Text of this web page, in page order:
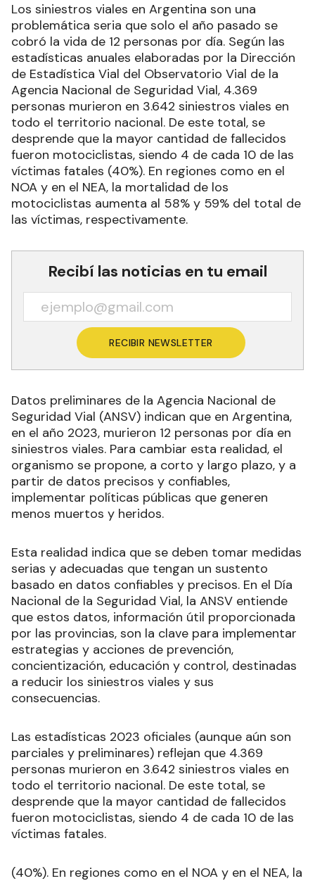
Los siniestros viales en Argentina son una
problemática seria que solo el año pasado se
cobró la vida de 12 personas por día. Según las
estadísticas anuales elaboradas por la Dirección
de Estadística Vial del Observatorio Vial de la
Agencia Nacional de Seguridad Vial, 4.369
personas murieron en 3.642 siniestros viales en
todo el territorio nacional. De este total, se
desprende que la mayor cantidad de fallecidos
fueron motociclistas, siendo 4 de cada 10 de las
víctimas fatales (40%). En regiones como en el
NOA y en el NEA, la mortalidad de los
motociclistas aumenta al 58% y 59% del total de
las víctimas, respectivamente.
Recibí las noticias en tu email
RECIBIR NEWSLETTER
Datos preliminares de la Agencia Nacional de
Seguridad Vial (ANSV) indican que en Argentina,
en el año 2023, murieron 12 personas por día en
siniestros viales. Para cambiar esta realidad, el
organismo se propone, a corto y largo plazo, y a
partir de datos precisos y confiables,
implementar políticas públicas que generen
menos muertos y heridos.
Esta realidad indica que se deben tomar medidas
serias y adecuadas que tengan un sustento
basado en datos confiables y precisos. En el Día
Nacional de la Seguridad Vial, la ANSV entiende
que estos datos, información útil proporcionada
por las provincias, son la clave para implementar
estrategias y acciones de prevención,
concientización, educación y control, destinadas
a reducir los siniestros viales y sus
consecuencias.
Las estadísticas 2023 oficiales (aunque aún son
parciales y preliminares) reflejan que 4.369
personas murieron en 3.642 siniestros viales en
todo el territorio nacional. De este total, se
desprende que la mayor cantidad de fallecidos
fueron motociclistas, siendo 4 de cada 10 de las
víctimas fatales.
(40%). En regiones como en el NOA y en el NEA, la